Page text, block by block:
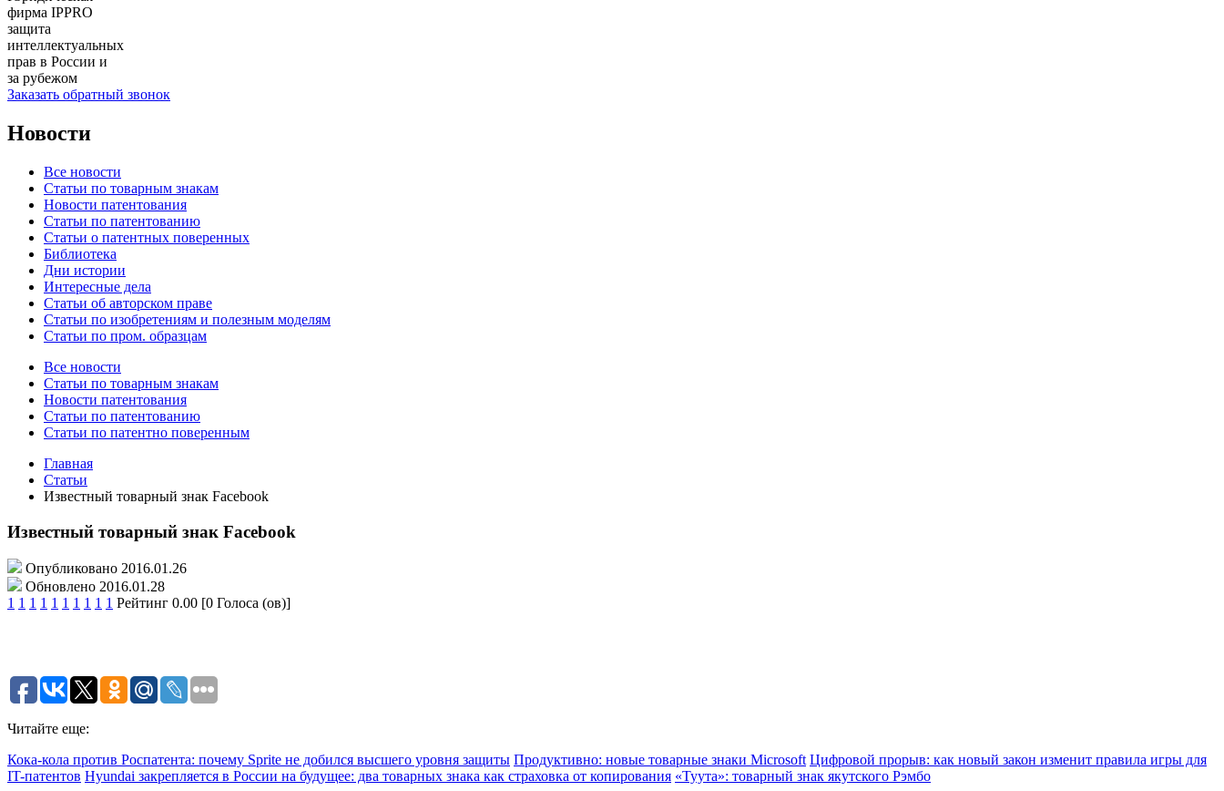
фирма IPPRO
защита
интеллектуальных
прав в России и
за рубежом
Заказать обратный звонок
Новости
Все новости
Статьи по товарным знакам
Новости патентования
Статьи по патентованию
Статьи о патентных поверенных
Библиотека
Дни истории
Интересные дела
Статьи об авторском праве
Статьи по изобретениям и полезным моделям
Статьи по пром. образцам
Все новости
Статьи по товарным знакам
Новости патентования
Статьи по патентованию
Статьи по патентно поверенным
Главная
Статьи
Известный товарный знак Facebook
Известный товарный знак Facebook
Опубликовано 2016.01.26
Обновлено 2016.01.28
1 1 1 1 1 1 1 1 1 1 Рейтинг 0.00 [0 Голоса (ов)]
Читайте еще:
Кока-кола против Роспатента: почему Sprite не добился высшего уровня защиты Продуктивно: новые товарные знаки Microsoft Цифровой прорыв: как новый закон изменит правила игры для
IT-патентов Hyundai закрепляется в России на будущее: два товарных знака как страховка от копирования «Туута»: товарный знак якутского Рэмбо